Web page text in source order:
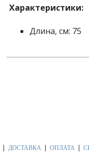
Характеристики:
Длина, см: 75
ДОСТАВКА ОПЛАТА